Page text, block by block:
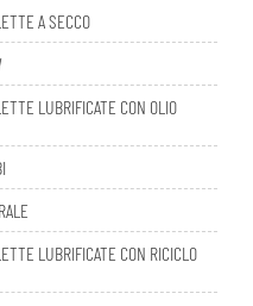
LUBRIFICATE CON OLIO
LUBRIFICATE CON RICICLO